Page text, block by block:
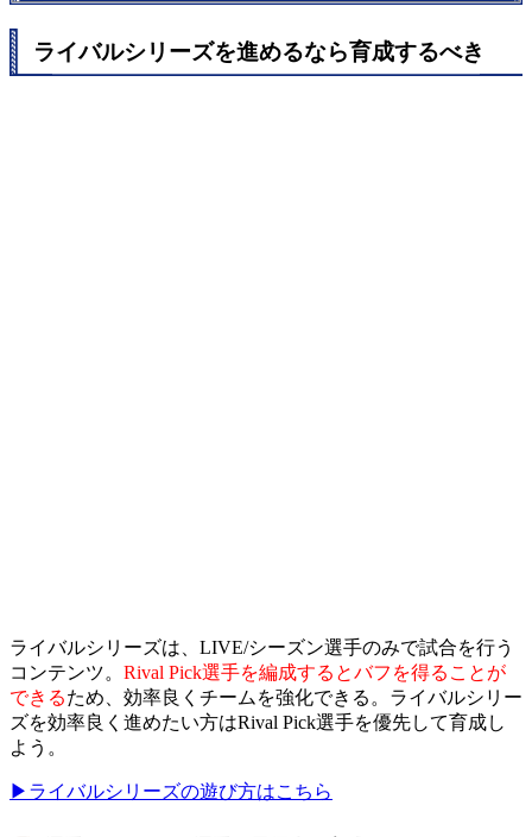
ライバルシリーズを進めるなら育成するべき
ライバルシリーズは、LIVE/シーズン選手のみで試合を行う
コンテンツ。 Rival Pick選手を編成するとバフを得ることが
できるため、効率良くチームを強化できる。ライバルシリー
ズを効率良く進めたい方はRival Pick選手を優先して育成し
よう。
▶ライバルシリーズの遊び方はこちら